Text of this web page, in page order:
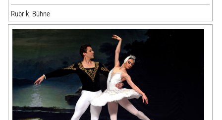
Rubrik: Bühne